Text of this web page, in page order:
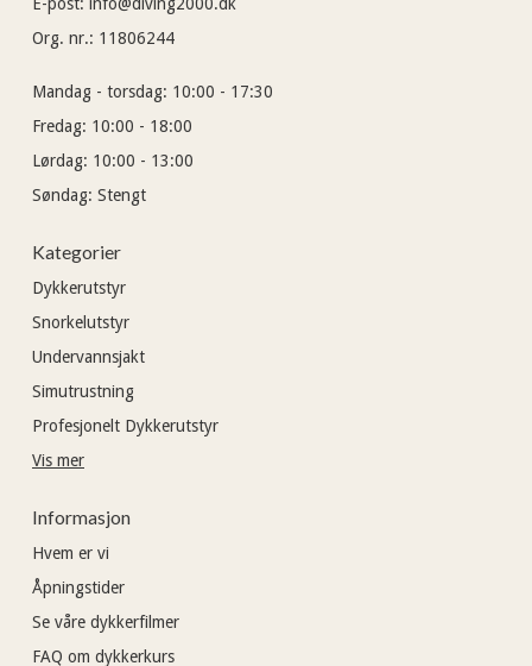
E-post: info@diving2000.dk
Org. nr.: 11806244
Mandag - torsdag: 10:00 - 17:30
Fredag: 10:00 - 18:00
Lørdag: 10:00 - 13:00
Søndag: Stengt
Kategorier
Dykkerutstyr
Snorkelutstyr
Undervannsjakt
Simutrustning
Profesjonelt Dykkerutstyr
Vis mer
Informasjon
Hvem er vi
Åpningstider
Se våre dykkerfilmer
FAQ om dykkerkurs